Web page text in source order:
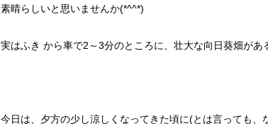
素晴らしいと思いませんか(*^^*)
実はふき から車で2～3分のところに、壮大な向日葵畑があ
今日は、夕方の少し涼しくなってきた頃に(とは言っても